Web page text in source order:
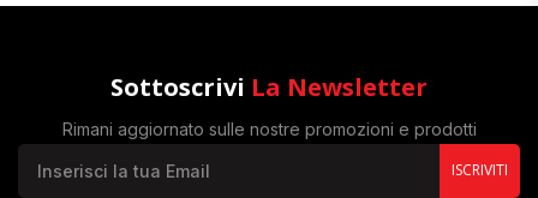
Sottoscrivi La Newsletter
Rimani aggiornato sulle nostre promozioni e prodotti
ISCRIVITI